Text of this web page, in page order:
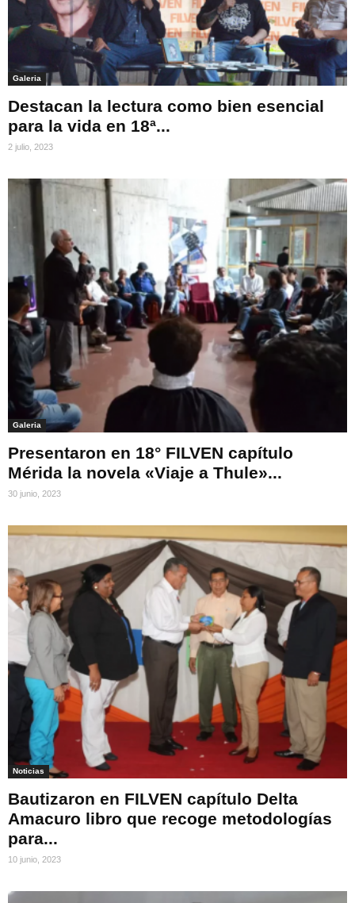
Galeria
Destacan la lectura como bien esencial
para la vida en 18ª...
2 julio, 2023
Galeria
Presentaron en 18° FILVEN capítulo
Mérida la novela «Viaje a Thule»...
30 junio, 2023
Noticias
Bautizaron en FILVEN capítulo Delta
Amacuro libro que recoge metodologías
para...
10 junio, 2023